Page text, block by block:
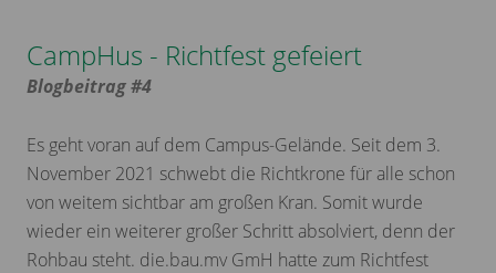
CampHus - Richtfest gefeiert
Blogbeitrag #4
Es geht voran auf dem Campus-Gelände. Seit dem 3.
November 2021 schwebt die Richtkrone für alle schon
von weitem sichtbar am großen Kran. Somit wurde
wieder ein weiterer großer Schritt absolviert, denn der
Rohbau steht. die.bau.mv GmH hatte zum Richtfest